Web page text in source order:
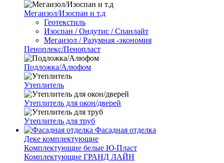
Мегаизол/Изоспан и т.д
Геотекстиль
Изоспан / Ондутис / Спанлайт
Мегаизол / Разумная -экономия
Пеноплекс/Пенопласт
Подложка/Алюфом
Утеплитель
Утеплитель для окон/дверей
Утеплитель для труб
Фасадная отделка
Деке комплектующие
Комплектующие белые Ю-Пласт
Комплектующие ГРАНД ЛАЙН